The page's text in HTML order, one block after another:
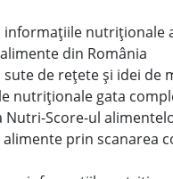
informațiile nutriționale
din România
sute de rețete și idei de
nutriționale gata
Nutri-Score-ul
alimente prin scanarea